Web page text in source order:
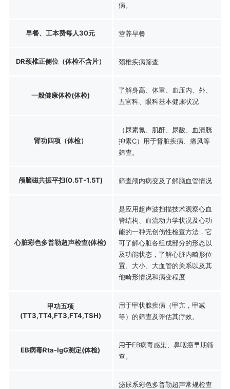
病。
早餐、工本费每人30元 营养早餐
DR颈椎正侧位（体检不含片） 颈椎疾病筛查
一般健康体检(体检)
了解身高、体重、血压内、外、
五官科、眼科基本健康状况
肾功四项（体检）
（尿素氮、肌酐、尿酸、血清胱
抑素C）用于肾脏疾病、痛风等
筛查。
颅脑磁共振平扫(0.5T-1.5T) 筛查颅内病变及了解脑血管情况
心脏彩色多普勒超声检查(体检)
是应用超声波扫描技术观察心血
管结构、血流动力学状况及心功
能的一种无创伤性检查方法，它
可了解心脏各组成部分的形态以
及功能状态，了解心脏内畸形位
置、大小、大血管的关系以及其
他畸形情况和病变程度
甲功五项
(TT3,TT4,FT3,FT4,TSH)
用于甲状腺疾病（甲亢，甲减
等）的筛查及评估其疗效。
EB病毒Rta-IgG测定(体检)
用于EB病毒感染、鼻咽癌早期筛
查。
泌尿系彩色多普勒超声常规检查